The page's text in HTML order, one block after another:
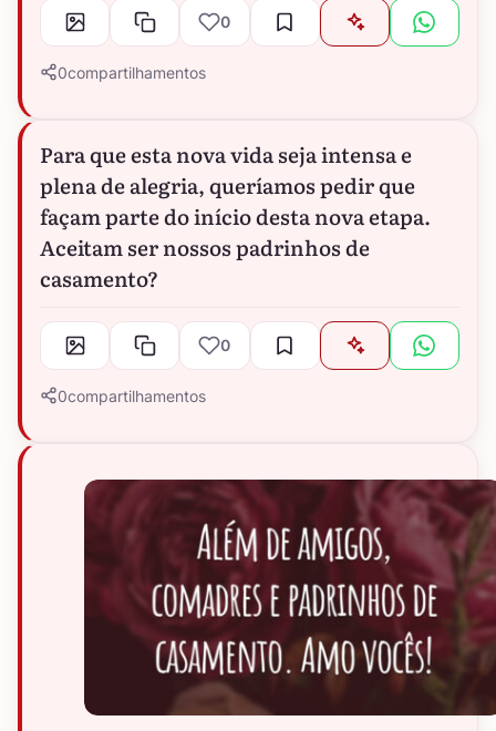
0
0compartilhamentos
Para que esta nova vida seja intensa e
plena de alegria, queríamos pedir que
façam parte do início desta nova etapa.
Aceitam ser nossos padrinhos de
casamento?
0
0compartilhamentos